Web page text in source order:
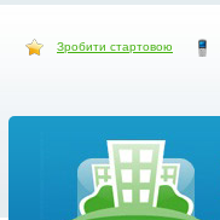
Зробити стартовою